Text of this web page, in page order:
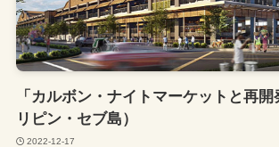
「カルボン・ナイトマーケットと再
リピン・セブ島）
2022-12-17